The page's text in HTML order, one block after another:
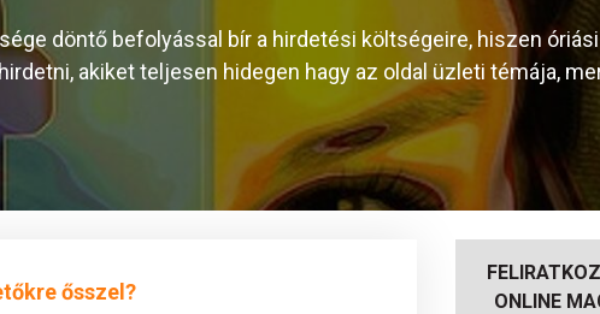
döntő befolyással bír a hirdetési költségeire, hiszen óriási
akiket teljesen hidegen hagy az oldal üzleti témája,
ősszel?
ONLINE